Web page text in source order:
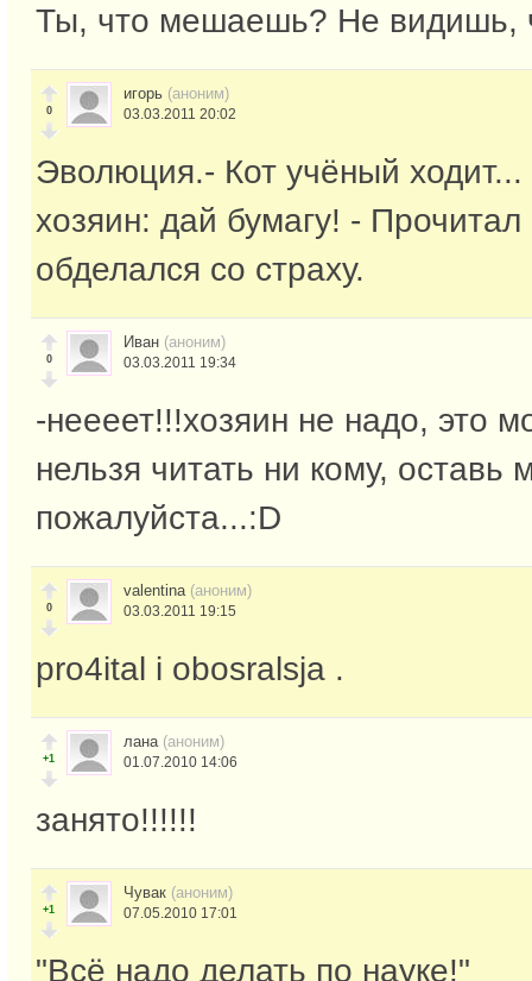
Ты, что мешаешь? Не видишь,
0
игорь (аноним)
03.03.2011 20:02
Эволюция.- Кот учёный
хозяин: дай бумагу! - Прочитал
обделался со страху.
0
Иван (аноним)
03.03.2011 19:34
-неееет!!!хозяин не надо, это
нельзя читать ни кому, оставь
пожалуйста...:D
0
valentina (аноним)
03.03.2011 19:15
pro4ital i obosralsja .
+1
лана (аноним)
01.07.2010 14:06
занято!!!!!!
+1
Чувак (аноним)
07.05.2010 17:01
"Всё надо делать по науке!"